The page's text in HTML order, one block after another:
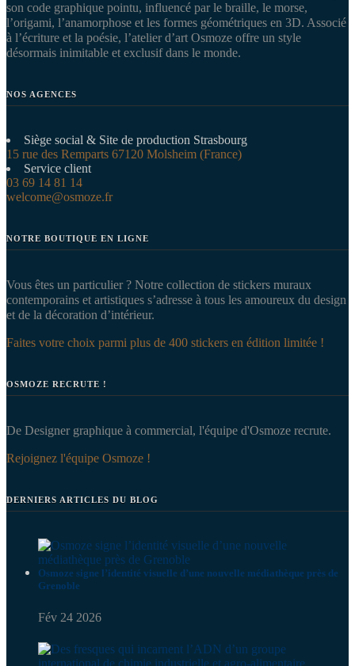
son code graphique pointu, influencé par le braille, le morse,
l’origami, l’anamorphose et les formes géométriques en 3D. Associé
à l’écriture et la poésie, l’atelier d’art Osmoze offre un style
désormais inimitable et exclusif dans le monde.
NOS AGENCES
Siège social & Site de production Strasbourg
15 rue des Remparts 67120 Molsheim (France)
Service client
03 69 14 81 14
welcome@osmoze.fr
NOTRE BOUTIQUE EN LIGNE
Vous êtes un particulier ? Notre collection de stickers muraux
contemporains et artistiques s’adresse à tous les amoureux du design
et de la décoration d’intérieur.
Faites votre choix parmi plus de 400 stickers en édition limitée !
OSMOZE RECRUTE !
De Designer graphique à commercial, l'équipe d'Osmoze recrute.
Rejoignez l'équipe Osmoze !
DERNIERS ARTICLES DU BLOG
Osmoze signe l’identité visuelle d’une nouvelle médiathèque près de
Grenoble
Fév 24 2026